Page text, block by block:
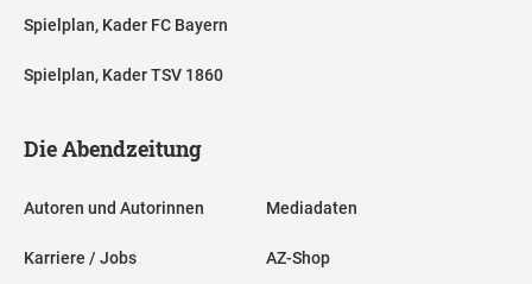
Spielplan, Kader FC Bayern
Spielplan, Kader TSV 1860
Die Abendzeitung
Autoren und Autorinnen
Karriere / Jobs
Mediadaten
AZ-Shop